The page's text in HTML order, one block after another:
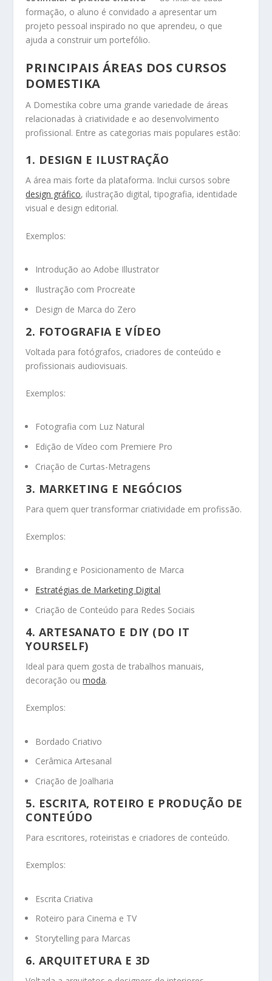
formação, o aluno é convidado a apresentar um
projeto pessoal inspirado no que aprendeu, o que
ajuda a construir um portefólio.
PRINCIPAIS ÁREAS DOS CURSOS
DOMESTIKA
A Domestika cobre uma grande variedade de áreas
relacionadas à criatividade e ao desenvolvimento
profissional. Entre as categorias mais populares estão:
1. DESIGN E ILUSTRAÇÃO
A área mais forte da plataforma. Inclui cursos sobre
design gráfico, ilustração digital, tipografia, identidade
visual e design editorial.
Exemplos:
Introdução ao Adobe Illustrator
Ilustração com Procreate
Design de Marca do Zero
2. FOTOGRAFIA E VÍDEO
Voltada para fotógrafos, criadores de conteúdo e
profissionais audiovisuais.
Exemplos:
Fotografia com Luz Natural
Edição de Vídeo com Premiere Pro
Criação de Curtas-Metragens
3. MARKETING E NEGÓCIOS
Para quem quer transformar criatividade em profissão.
Exemplos:
Branding e Posicionamento de Marca
Estratégias de Marketing Digital
Criação de Conteúdo para Redes Sociais
4. ARTESANATO E DIY (DO IT
YOURSELF)
Ideal para quem gosta de trabalhos manuais,
decoração oumoda.
Exemplos:
Bordado Criativo
Cerâmica Artesanal
Criação de Joalharia
5. ESCRITA, ROTEIRO E PRODUÇÃO DE
CONTEÚDO
Para escritores, roteiristas e criadores de conteúdo.
Exemplos:
Escrita Criativa
Roteiro para Cinema e TV
Storytelling para Marcas
6. ARQUITETURA E 3D